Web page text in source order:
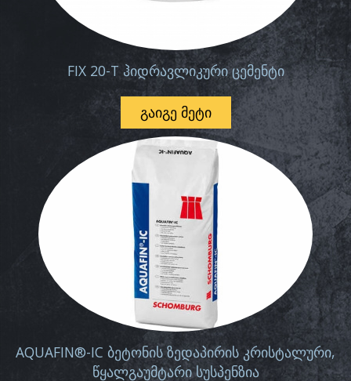
FIX 20-T ჰიდრავლიკური ცემენტი
ᲒᲐᲘᲒᲔ ᲛᲔᲢᲘ
AQUAFIN®-IC ბეტონის ზედაპირის კრისტალური,
წყალგაუმტარი სუსპენზია